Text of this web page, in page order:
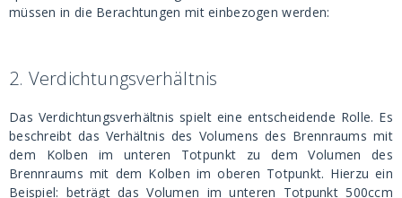
müssen in die Berachtungen mit einbezogen werden:
2. Verdichtungsverhältnis
Das Verdichtungsverhältnis spielt eine entscheidende Rolle. Es
beschreibt das Verhältnis des Volumens des Brennraums mit
dem Kolben im unteren Totpunkt zu dem Volumen des
Brennraums mit dem Kolben im oberen Totpunkt. Hierzu ein
Beispiel: beträgt das Volumen im unteren Totpunkt 500ccm